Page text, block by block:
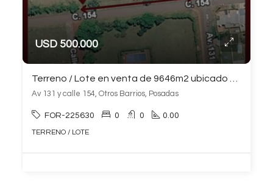
USD 500.000
Av 131 y calle 154, Otros Barrios, Posadas
FOR-225630 0 0 0.00
TERRENO / LOTE